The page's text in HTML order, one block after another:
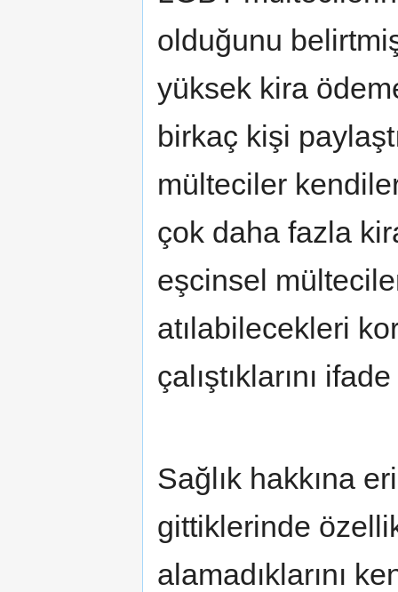
olduğunu
yüksek kira
birkaç kişi
mülteciler
çok daha fazla
eşcinsel
atılabilecekleri
çalıştıklarını
Sağlık hakkına
gittiklerinde
alamadıklarını